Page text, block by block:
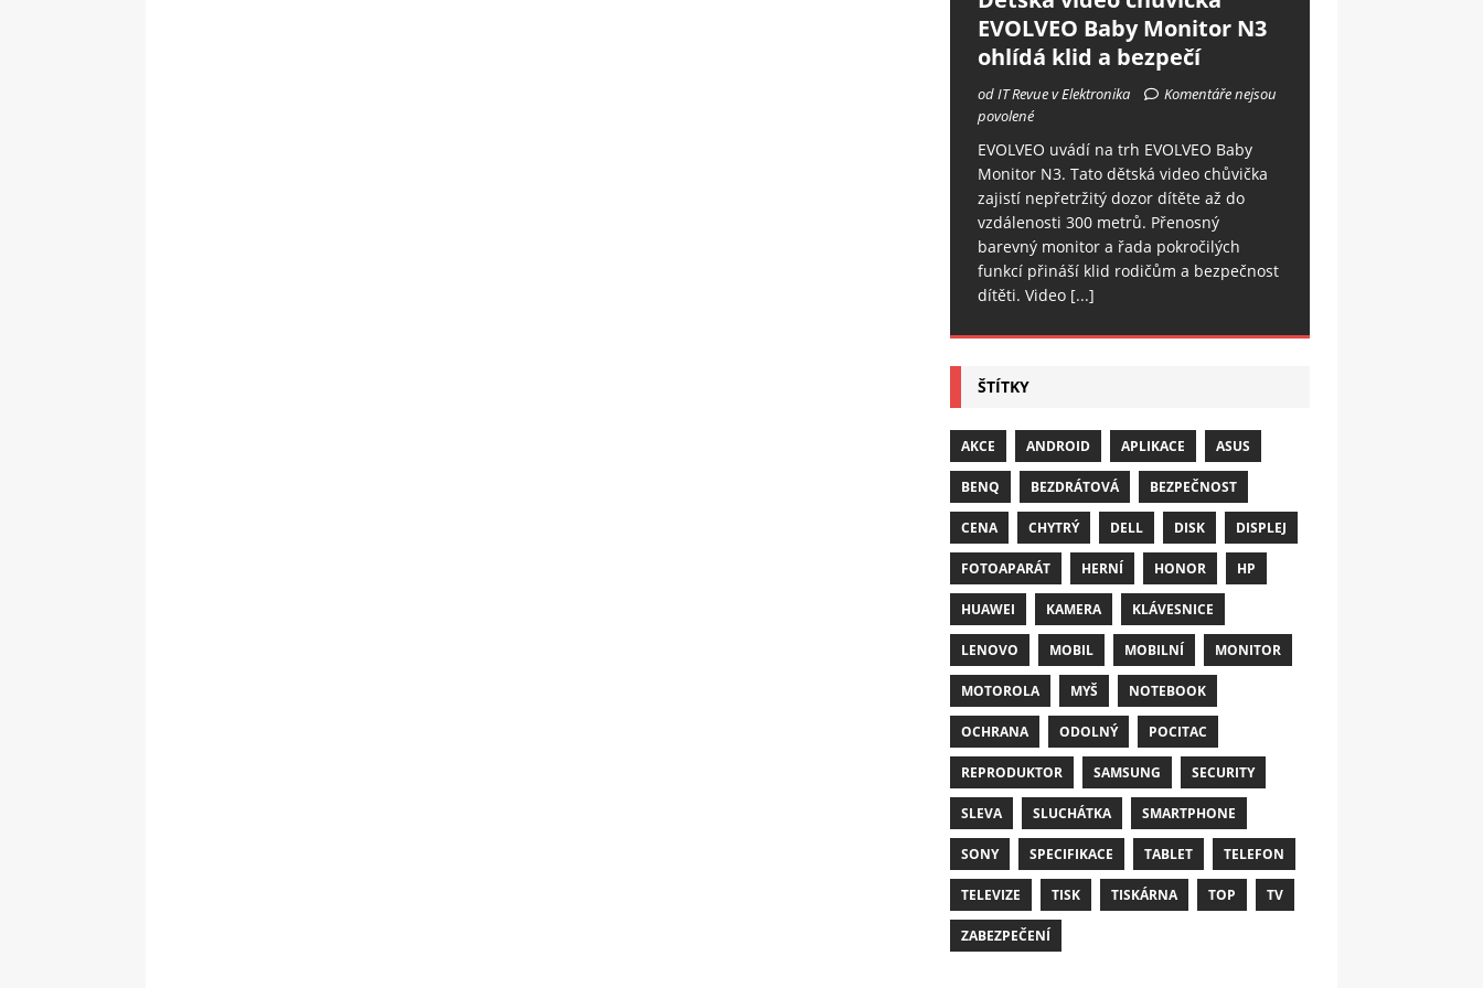
EVOLVEO Baby Monitor N3
ohlídá klid a bezpečí
od IT Revue v Elektronika
Komentáře nejsou
povolené
EVOLVEO uvádí na trh EVOLVEO Baby
Monitor N3. Tato dětská video chůvička
zajistí nepřetržitý dozor dítěte až do
vzdálenosti 300 metrů. Přenosný
barevný monitor a řada pokročilých
funkcí přináší klid rodičům a bezpečnost
dítěti. Video [...]
ŠTÍTKY
AKCE ANDROID APLIKACE ASUS
BENQ BEZDRÁTOVÁ BEZPEČNOST
CENA CHYTRÝ DELL DISK DISPLEJ
FOTOAPARÁT HERNÍ HONOR HP
HUAWEI KAMERA KLÁVESNICE
LENOVO MOBIL MOBILNÍ MONITOR
MOTOROLA MYŠ NOTEBOOK
OCHRANA ODOLNÝ POCITAC
REPRODUKTOR SAMSUNG SECURITY
SLEVA SLUCHÁTKA SMARTPHONE
SONY SPECIFIKACE TABLET TELEFON
TELEVIZE TISK TISKÁRNA TOP TV
ZABEZPEČENÍ